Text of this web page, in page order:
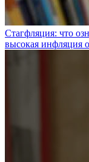
Стагфляция: что
высокая инфляция